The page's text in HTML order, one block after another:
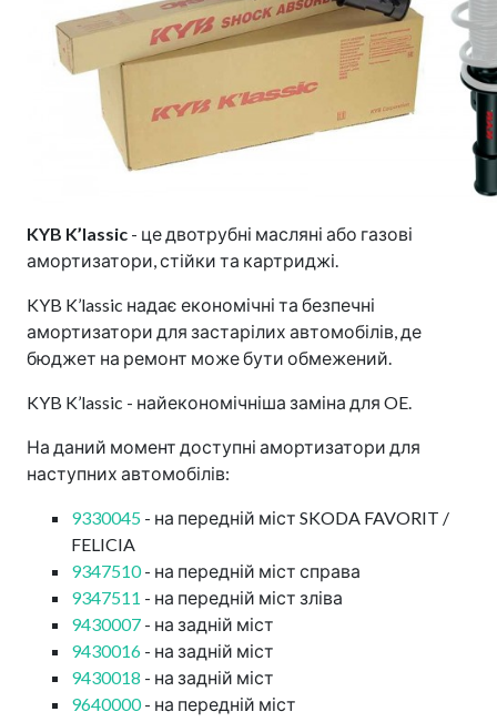
KYB K’lassic - це двотрубні масляні або газові
амортизатори, стійки та картриджі.
KYB K’lassic надає економічні та безпечні
амортизатори для застарілих автомобілів, де
бюджет на ремонт може бути обмежений.
KYB K’lassic - найекономічніша заміна для OE.
На даний момент доступні амортизатори для
наступних автомобілів:
9330045 - на передній міст SKODA FAVORIT /
FELICIA
9347510- на передній міст справа
9347511 - на передній міст зліва
9430007 - на задній міст
9430016 - на задній міст
9430018 - на задній міст
9640000- на передній міст